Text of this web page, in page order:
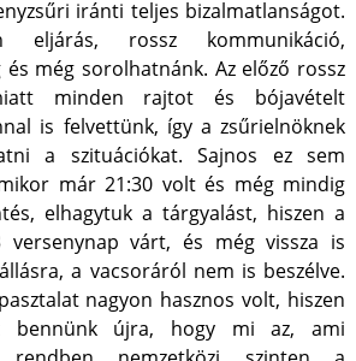
iránti teljes bizalmatlanságot.
eljárás, rossz kommunikáció,
még sorolhatnánk. Az előző rossz
minden rajtot és bójavételt
is felvettünk, így a zsűrielnöknek
a szituációkat. Sajnos ez sem
már 21:30 volt és még mindig
elhagytuk a tárgyalást, hiszen a
versenynap várt, és még vissza is
a vacsoráról nem is beszélve.
nagyon hasznos volt, hiszen
bennünk újra, hogy mi az, ami